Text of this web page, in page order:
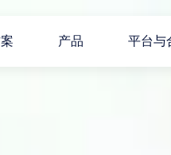
产品 平台与